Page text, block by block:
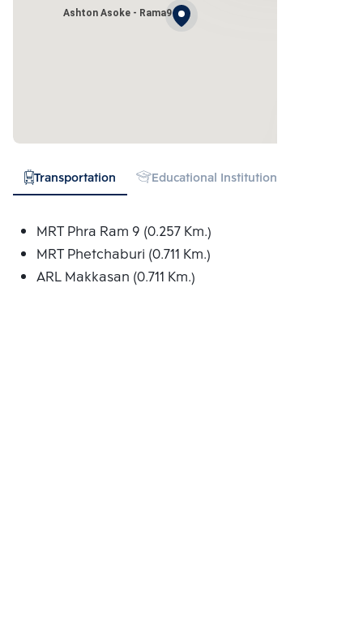
Ashton Asoke - Rama9
Transportation Educational Institution
MRT Phra Ram 9 (0.257 Km.)
MRT Phetchaburi (0.711 Km.)
ARL Makkasan (0.711 Km.)